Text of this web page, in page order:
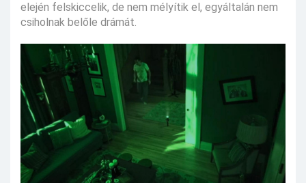
elején felskiccelik, de nem mélyítik el, egyáltalán nem
csiholnak belőle drámát.